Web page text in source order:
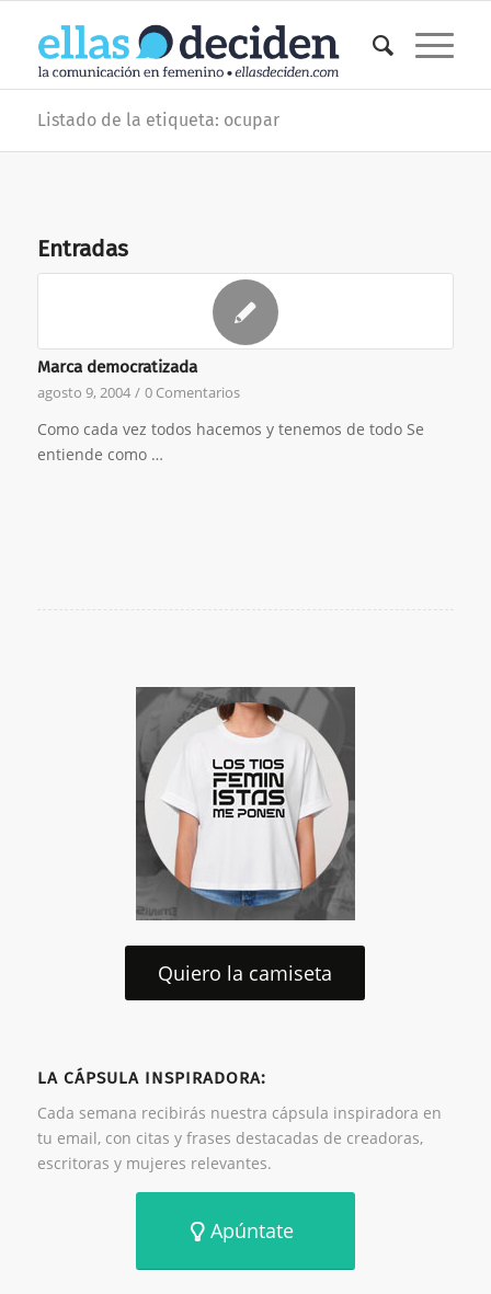
Listado de la etiqueta: ocupar
Entradas
Marca democratizada
agosto 9, 2004 / 0 Comentarios
Como cada vez todos hacemos y tenemos de todo Se
entiende como …
Quiero la camiseta
LA CÁPSULA INSPIRADORA:
Cada semana recibirás nuestra cápsula inspiradora en
tu email, con citas y frases destacadas de creadoras,
escritoras y mujeres relevantes.
Apúntate